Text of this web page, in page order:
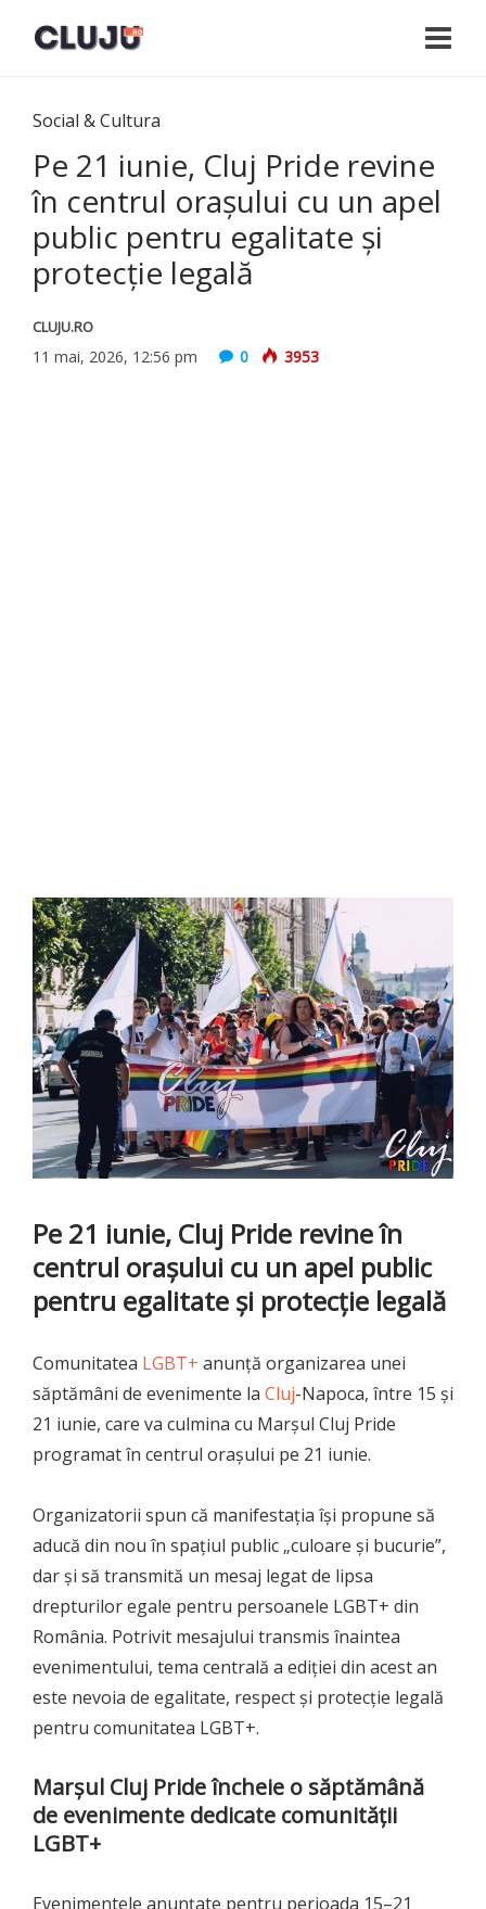
Social & Cultura
Pe 21 iunie, Cluj Pride revine
în centrul orașului cu un apel
public pentru egalitate și
protecție legală
CLUJU.RO
11 mai, 2026, 12:56 pm 0 3953
Pe 21 iunie, Cluj Pride revine în
centrul orașului cu un apel public
pentru egalitate și protecție legală
Comunitatea LGBT+ anunță organizarea unei
săptămâni de evenimente la Cluj-Napoca, între 15 și
21 iunie, care va culmina cu Marșul Cluj Pride
programat în centrul orașului pe 21 iunie.
Organizatorii spun că manifestația își propune să
aducă din nou în spațiul public „culoare și bucurie”,
dar și să transmită un mesaj legat de lipsa
drepturilor egale pentru persoanele LGBT+ din
România. Potrivit mesajului transmis înaintea
evenimentului, tema centrală a ediției din acest an
este nevoia de egalitate, respect și protecție legală
pentru comunitatea LGBT+.
Marșul Cluj Pride încheie o săptămână
de evenimente dedicate comunității
LGBT+
Evenimentele anunțate pentru perioada 15–21